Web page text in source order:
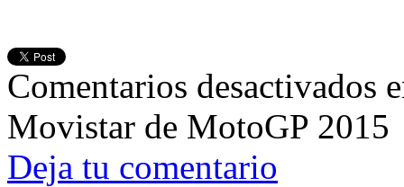
Comentarios desactivados
Movistar de MotoGP 2015
Deja tu comentario